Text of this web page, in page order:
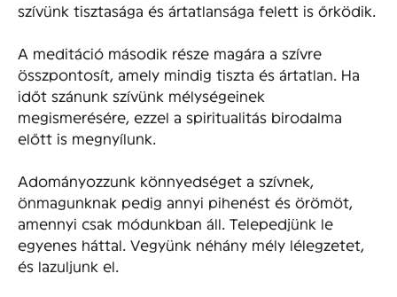
szívünk tisztasága és ártatlansága felett is őrködik.
A meditáció második része magára a szívre
összpontosít, amely mindig tiszta és ártatlan. Ha
időt szánunk szívünk mélységeinek
megismerésére, ezzel a spiritualitás birodalma
előtt is megnyílunk.
Adományozzunk könnyedséget a szívnek,
önmagunknak pedig annyi pihenést és örömöt,
amennyi csak módunkban áll. Telepedjünk le
egyenes háttal. Vegyünk néhány mély lélegzetet,
és lazuljunk el.